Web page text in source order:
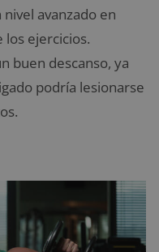
avanzado en
los ejercicios.
buen descanso, ya
podría lesionarse